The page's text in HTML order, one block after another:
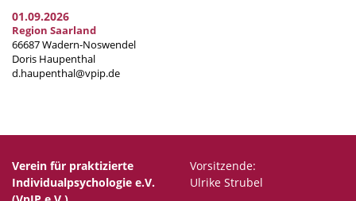
01.09.2026
Region Saarland
66687 Wadern-Noswendel
Doris Haupenthal
d.haupenthal@vpip.de
Verein für praktizierte
Individualpsychologie e.V.
Vorsitzende:
Ulrike Strubel